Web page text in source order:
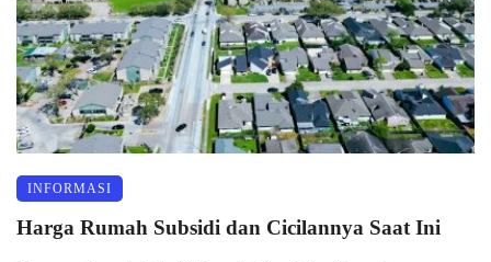
INFORMASI
Harga Rumah Subsidi dan Cicilannya Saat Ini